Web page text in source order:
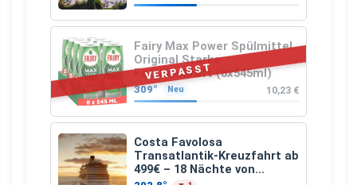
VERPASST
Fairy Max Power Spülmittel
Original Starke
Fettlösekraft (8x545ml)
309° Neu 10,23 €
Costa Favolosa
Transatlantik-Kreuzfahrt ab
499€ – 18 Nächte von